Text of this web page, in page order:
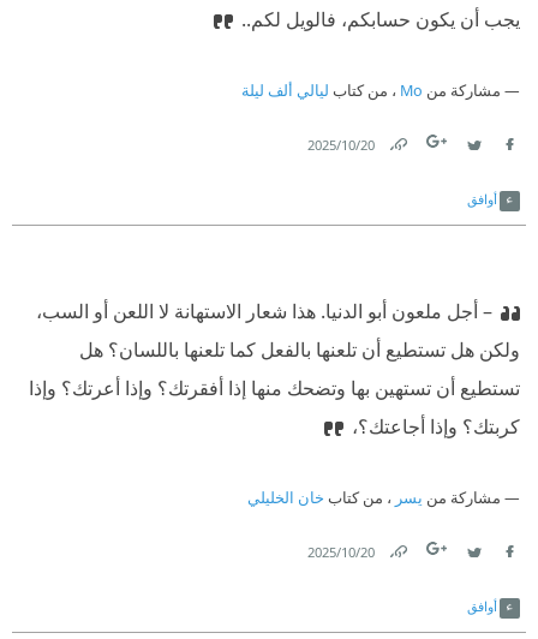
يجب أن يكون حسابكم، فالويل لكم..
مشاركة من Mo ، من كتاب ليالي ألف ليلة
20‏/10‏/2025
أوافق
– أجل ملعون أبو الدنيا. هذا شعار الاستهانة لا اللعن أو السب،
ولكن هل تستطيع أن تلعنها بالفعل كما تلعنها باللسان؟ هل
تستطيع أن تستهين بها وتضحك منها إذا أفقرتك؟ وإذا أعرتك؟ وإذا
كربتك؟ وإذا أجاعتك؟،
مشاركة من يسر ، من كتاب خان الخليلي
20‏/10‏/2025
أوافق